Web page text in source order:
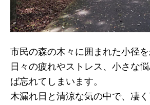
市民の森の木々に囲まれた小径を
日々の疲れやストレス、小さな
ば忘れてしまいます。
木漏れ日と清涼な気の中で、凄